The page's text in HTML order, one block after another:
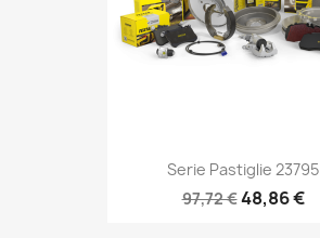
Serie Pastiglie 23795
97,72 €48,86 €